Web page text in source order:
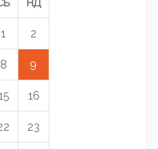
НД
1 2
8 9
16
23